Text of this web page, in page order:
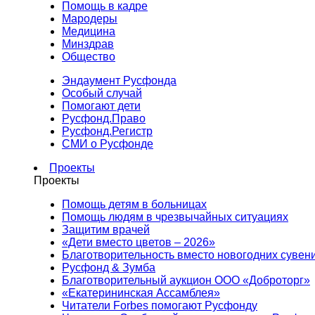
Помощь в кадре
Мародеры
Медицина
Минздрав
Общество
Эндаумент Русфонда
Особый случай
Помогают дети
Русфонд.Право
Русфонд.Регистр
СМИ о Русфонде
Проекты
Проекты
Помощь детям в больницах
Помощь людям в чрезвычайных ситуациях
Защитим врачей
«Дети вместо цветов – 2026»
Благотворительность вместо новогодних
Русфонд & Зумба
Благотворительный аукцион ООО «Доброторг»
«Екатерининская Ассамблея»
Читатели Forbes помогают Русфонду